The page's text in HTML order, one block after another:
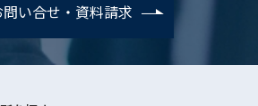
問い合せ・資料請求